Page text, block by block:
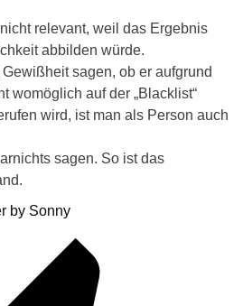
relevant, weil das Ergebnis
abbilden würde.
sagen, ob er aufgrund
womöglich auf der „Blacklist“
wird, ist man als Person auch
sagen. So ist das
by Sonny